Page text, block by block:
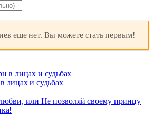
еще нет. Вы можете стать первым!
лицах и судьбах